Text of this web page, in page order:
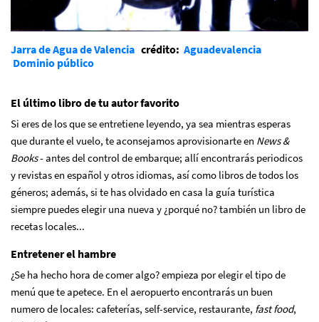
Jarra de Agua de Valencia crédito: Aguadevalencia
Dominio público
El último libro de tu autor favorito
Si eres de los que se entretiene leyendo, ya sea mientras esperas
que durante el vuelo, te aconsejamos aprovisionarte en News &
Books- antes del control de embarque; allí encontrarás periodicos
y revistas en español y otros idiomas, así como libros de todos los
géneros; además, si te has olvidado en casa la guía turística
siempre puedes elegir una nueva y ¿porqué no? también un libro de
recetas locales...
Entretener el hambre
¿Se ha hecho hora de comer algo? empieza por elegir el tipo de
menú que te apetece. En el aeropuerto encontrarás un buen
numero de locales: cafeterías, self-service, restaurante, fast food,